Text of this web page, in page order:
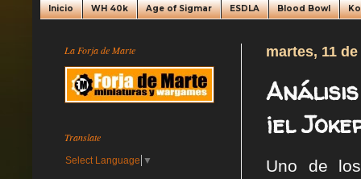
Inicio WH 40k Age of Sigmar ESDLA Blood Bowl
martes, 11
¡el
Uno de
La Forja de Marte
Translate
Select Language ▼